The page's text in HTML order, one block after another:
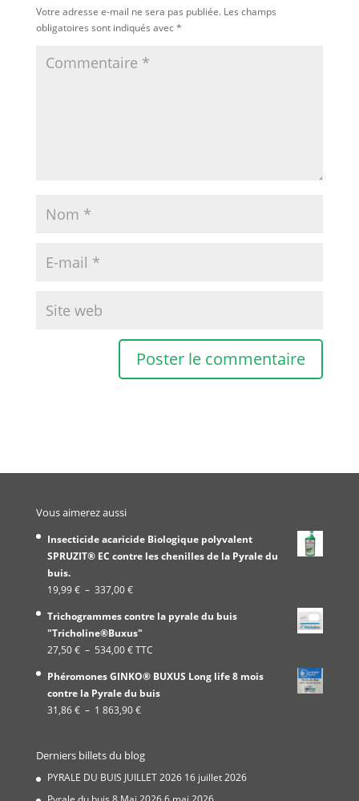
Votre adresse e-mail ne sera pas publiée. Les champs
obligatoires sont indiqués avec*
Vous aimerez aussi
Insecticide acaricide Biologique polyvalent
SPRUZIT® EC contre les chenilles de la Pyrale du
buis.
19,99€ – 337,00€Plage
prix :
19,99 €
à
337,00 €
Trichogrammes contre la pyrale du buis
"Tricholine®Buxus"
27,50€ – 534,00€Plage
prix :
27,50 €
à
TTC
Phéromones GINKO® BUXUS Long life 8 mois
contre la Pyrale du buis
31,86€ – 1 863,90€Plage
31,86 €
à
1
Derniers billets du blog
PYRALE DU BUIS JUILLET 2026 16 juillet 2026